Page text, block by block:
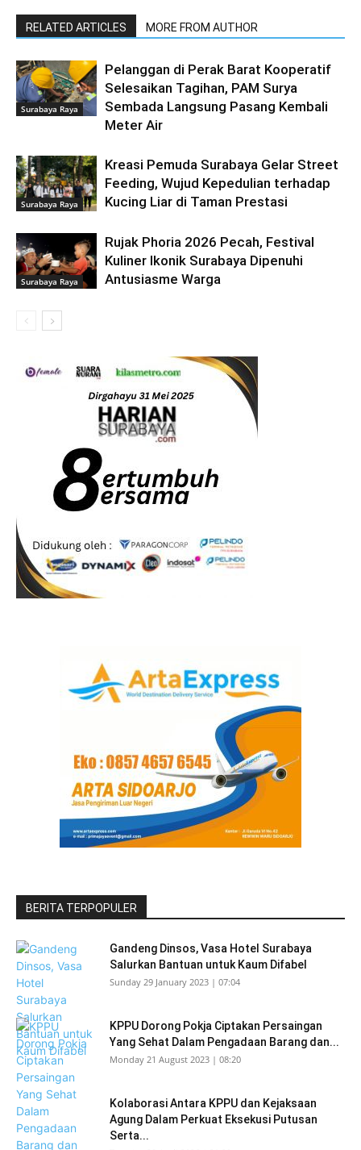
RELATED ARTICLES MORE FROM AUTHOR
Surabaya Raya
Pelanggan di Perak Barat Kooperatif
Selesaikan Tagihan, PAM Surya
Sembada Langsung Pasang Kembali
Meter Air
Surabaya Raya
Kreasi Pemuda Surabaya Gelar Street
Feeding, Wujud Kepedulian terhadap
Kucing Liar di Taman Prestasi
Surabaya Raya
Rujak Phoria 2026 Pecah, Festival
Kuliner Ikonik Surabaya Dipenuhi
Antusiasme Warga
BERITA TERPOPULER
Gandeng Dinsos, Vasa Hotel Surabaya
Salurkan Bantuan untuk Kaum Difabel
Sunday 29 January 2023 | 07:04
KPPU Dorong Pokja Ciptakan Persaingan
Yang Sehat Dalam Pengadaan Barang dan...
Monday 21 August 2023 | 08:20
Kolaborasi Antara KPPU dan Kejaksaan
Agung Dalam Perkuat Eksekusi Putusan
Serta...